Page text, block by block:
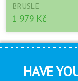
BRUSLE
1 979 Kč
HAVE